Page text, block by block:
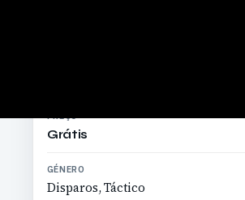
PREÇO
Grátis
GÉNERO
Disparos, Táctico